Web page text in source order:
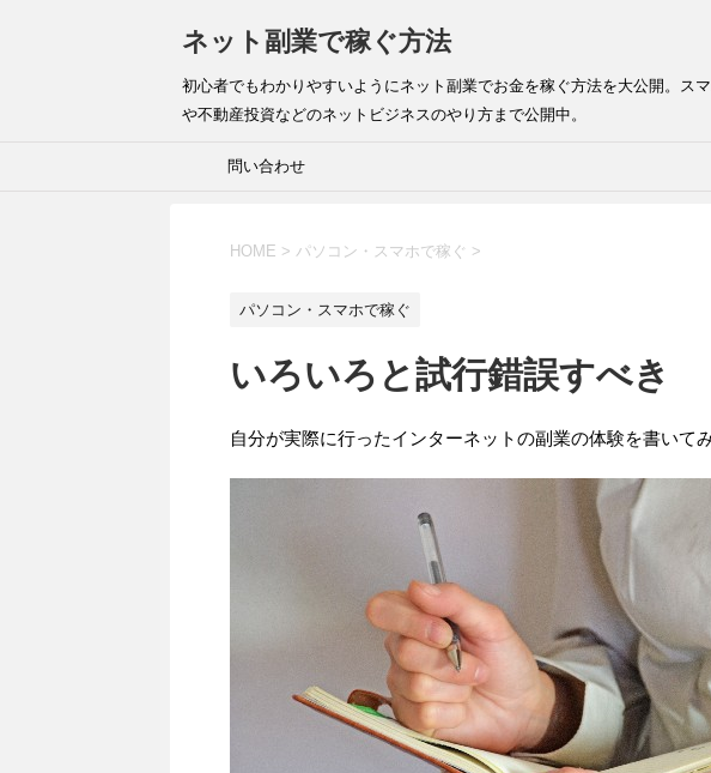
ネット副業で稼ぐ方法
初心者でもわかりやすいようにネット副業でお金を稼ぐ方法を大公開。ス
や不動産投資などのネットビジネスのやり方まで公開中。
問い合わせ
HOME > パソコン・スマホで稼ぐ >
パソコン・スマホで稼ぐ
いろいろと試行錯誤すべき
自分が実際に行ったインターネットの副業の体験を書いてみ